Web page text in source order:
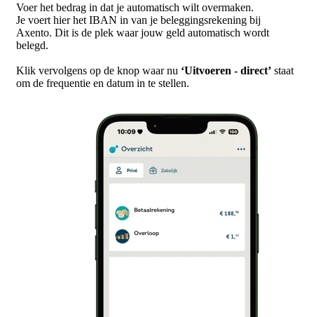
Voer het bedrag in dat je automatisch wilt overmaken.
Je voert hier het IBAN in van je beleggingsrekening bij
Axento. Dit is de plek waar jouw geld automatisch wordt
belegd.
Klik vervolgens op de knop waar nu ‘Uitvoeren - direct’ staat
om de frequentie en datum in te stellen.